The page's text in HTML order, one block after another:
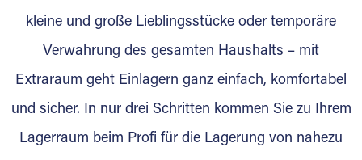
Ihre Vorteile als Extraraum Partner:
Marktgerechte Preise
Digitale Buchungsplattform
Gewinnung von Neukunden
kleine und große Lieblingsstücke oder temporäre
Verwahrung des gesamten Haushalts – mit
Extraraum geht Einlagern ganz einfach, komfortabel
und sicher. In nur drei Schritten kommen Sie zu Ihrem
Lagerraum beim Profi für die Lagerung von nahezu